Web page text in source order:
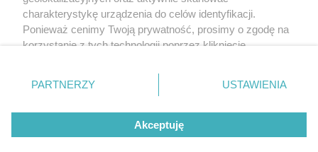
O nas
Informacje prawne
Nasze serwisy
charakterystykę urządzenia do celów identyfikacji.
Ponieważ cenimy Twoją prywatność, prosimy o zgodę na
korzystanie z tych technologii poprzez kliknięcie
zmienić/wycofać klikając przycisk ustawień prywatności
znajdujący się w lewym dolnym rogu strony
rodzaje przetwarzania danych nie wymagają zgody
użytkownika, ale masz prawo sprzeciwić się takiemu
przetwarzaniu. Preferencje będą miały zastosowanie tylko
PARTNERZY USTAWIENIA
Akceptuję